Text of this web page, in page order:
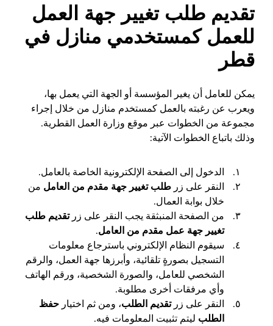
تقديم طلب تغيير جهة العمل
للعمل كمستخدمي منازل في
قطر
يمكن للعامل أن يغير المؤسسة أو الجهة التي يعمل بها،
ويعرب عن رغبته بالعمل كمستخدم منازل من خلال إجراء
مجموعة من الخطوات عبر موقع وزارة العمل القطرية.
وذلك باتباع الخطوات الآتية:
الدخول إلى الصفحة الإلكترونية الخاصة بالعامل.
النقر على زر طلب تغيير جهة مقدم من العامل من
خلال بوابة العمال.
من الصفحة المنبثقة يجب النقر على زرتقديم طلب
تغيير جهة عمل مقدم من العامل.
سيقوم النظام الإلكتروني باسترجاع معلومات
التسجيل بصورةٍ تلقائية، وأبرزها جهة العمل، والرقم
الشخصي للعامل، والصورة الشخصية، ورقم الهاتف
وأي مرفقات أخرى مطلوبة.
النقر على زرتقديم الطلب، ومن ثم اختيار حفظ
الطلب ليتم تثبيت المعلومات فيه.